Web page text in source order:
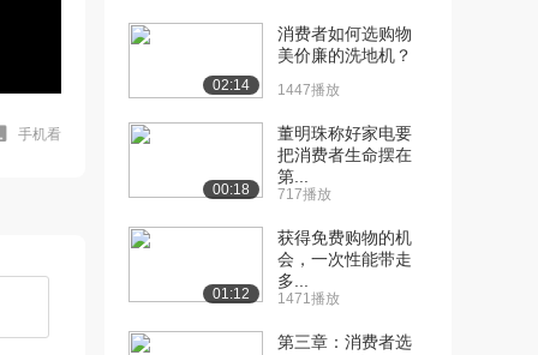
手机看
02:14
消费者如何选购物
美价廉的洗地机？
1447播放
00:18
董明珠称好家电要
把消费者生命摆在
第...
717播放
01:12
获得免费购物的机
会，一次性能带走
多...
1471播放
第三章：消费者选